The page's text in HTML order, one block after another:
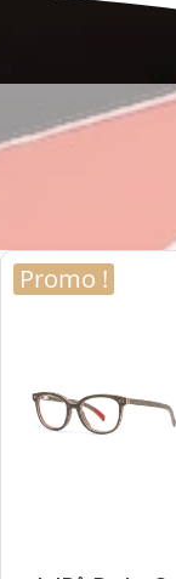
Promo !